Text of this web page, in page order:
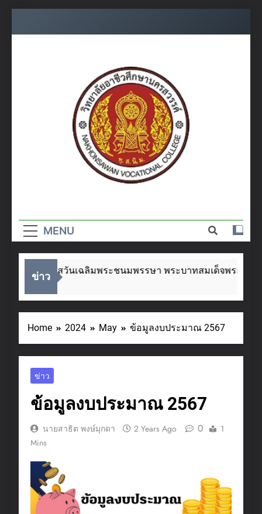
อาชีวศึกษา
นครสวรรค์
MENU
ข่าว
องในโอกาสวันเฉลิมพระชนมพรรษา พระบาทสมเด็จพระเจ้าอ
Home 2024 May ข้อมูลงบประมาณ 2567
ข่าว
ข้อมูลงบประมาณ 2567
นายสาธิต พงษ์มุกดา 2 Years Ago 0
1
Mins